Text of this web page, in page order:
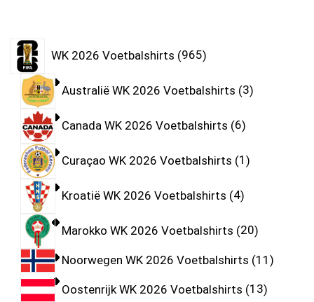
WK 2026 Voetbalshirts 965
Australië WK 2026 Voetbalshirts 3
Canada WK 2026 Voetbalshirts 6
Curaçao WK 2026 Voetbalshirts 1
Kroatië WK 2026 Voetbalshirts 4
Marokko WK 2026 Voetbalshirts 20
Noorwegen WK 2026 Voetbalshirts 11
Oostenrijk WK 2026 Voetbalshirts 13